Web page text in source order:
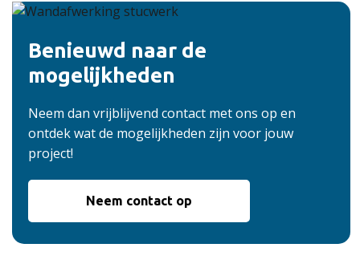
Benieuwd naar de
mogelijkheden
Neem dan vrijblijvend contact met ons op en
ontdek wat de mogelijkheden zijn voor jouw
project!
Neem contact op